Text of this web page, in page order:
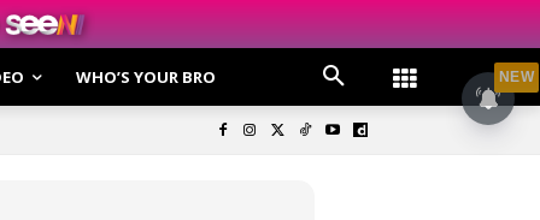
Privasi
WHO’S YOUR BRO NEW